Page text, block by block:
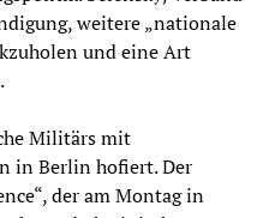
weitere „nationale
und eine Art
Militärs mit
in Berlin hofiert. Der
der am Montag in